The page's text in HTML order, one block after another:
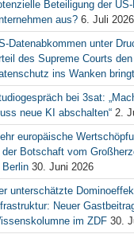
Beteiligung der
aus? 6. Juli 2026
Datenabkommen unter
des Supreme Courts
ins Wanken bringt
bei 3sat:
neue KI abschalten“ 2.
europäische
der Botschaft vom
Berlin 30. Juni 2026
unterschätzte
Neuer
im ZDF 30.